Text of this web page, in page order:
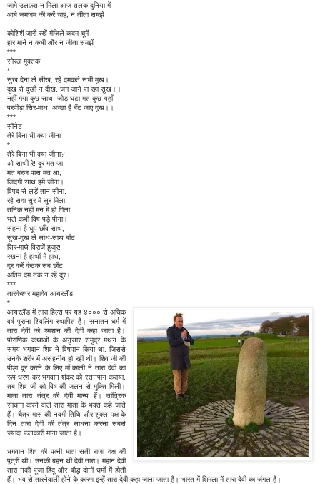
जामे-उलफ़त न मिला आज तलक दुनिया में
आबे जमजम की करें चाह, न तीता समझें
कोशिशें जारी रखें मंज़िलें कदम चूमें
हार मानें न कभी और न जीता समझें
***
सोरठा मुक्तक
*
सुख देना ले सीख, रहें दमकते सभी मुख।
दुख से दुखी न दीख, जग जाने पा रहा सुख।।
नहीं गया कुछ साथ, जोड़-घटा मत कुछ यहाँ-
परपीड़ा सिर-माथ, अच्छा है बँट जाए दुख।।
***
सॉनेट
तेरे बिना भी क्या जीना
*
तेरे बिना भी क्या जीना?
ओ साथी रे! दूर मत जा,
मत बरज पास मत आ,
जिंदगी साथ हमें जीना।
विपद से लड़ें तान सीना,
रहे सदा सुर में सुर मिला,
तनिक नहीं मन में हो गिला,
भले कभी विष पड़े पीना।
सहना है धूप-छाँव साथ,
सुख-दुख लें साथ-साथ बाँट,
सिर-माथे विराजें हुजूर!
रखना है हाथों में हाथ,
दूर करें कंटक सब छाँट,
अंतिम दम तक न रहें दूर।
***
तारकेश्वर महादेव आयरलैंड
*
आयरलैंड में तारा हिल्स पर यह ४००० से अधिक
वर्ष पुराना शिवलिंग स्थापित है। सनातन धर्म में
तारा देवी को श्मशान की देवी कहा जाता है।
पौराणिक कथाओं के अनुसार समुद्र मंथन के
समय भगवान शिव ने विषपान किया था, जिससे
उनके शरीर में असहनीय हो रही थी। शिव जी की
पीड़ा दूर करने के लिए माँ काली ने तारा देवी का
रूप धरण कर भगवान शंकर को स्तनपान कराया,
तब शिव जी को विष की जलन से मुक्ति मिली।
माता तारा तंत्र की देवी मान्य हैं। तांत्रिक
साधना करने वाले तारा माता के भक्त कहे जाते
हैं। चैत्र मास की नवमी तिथि और शुक्ल पक्ष के
दिन तारा देवी की तंत्र साधना करना सबसे
ज्यादा फलकारी माना जाता है।
भगवान शिव की पत्नी माता सती राजा दक्ष की
पुत्रीं थी। उनकी बहन थीं देवी तारा। महान देवी
तारा नकी पूजा हिंदू और बौद्ध दोनों धर्मों में होती
हैं। भव से तारनेवाली होने के कारण इन्हें तारा देवी कहा जाना जाता है। भारत में शिमला में तारा देवी का जंगल है।